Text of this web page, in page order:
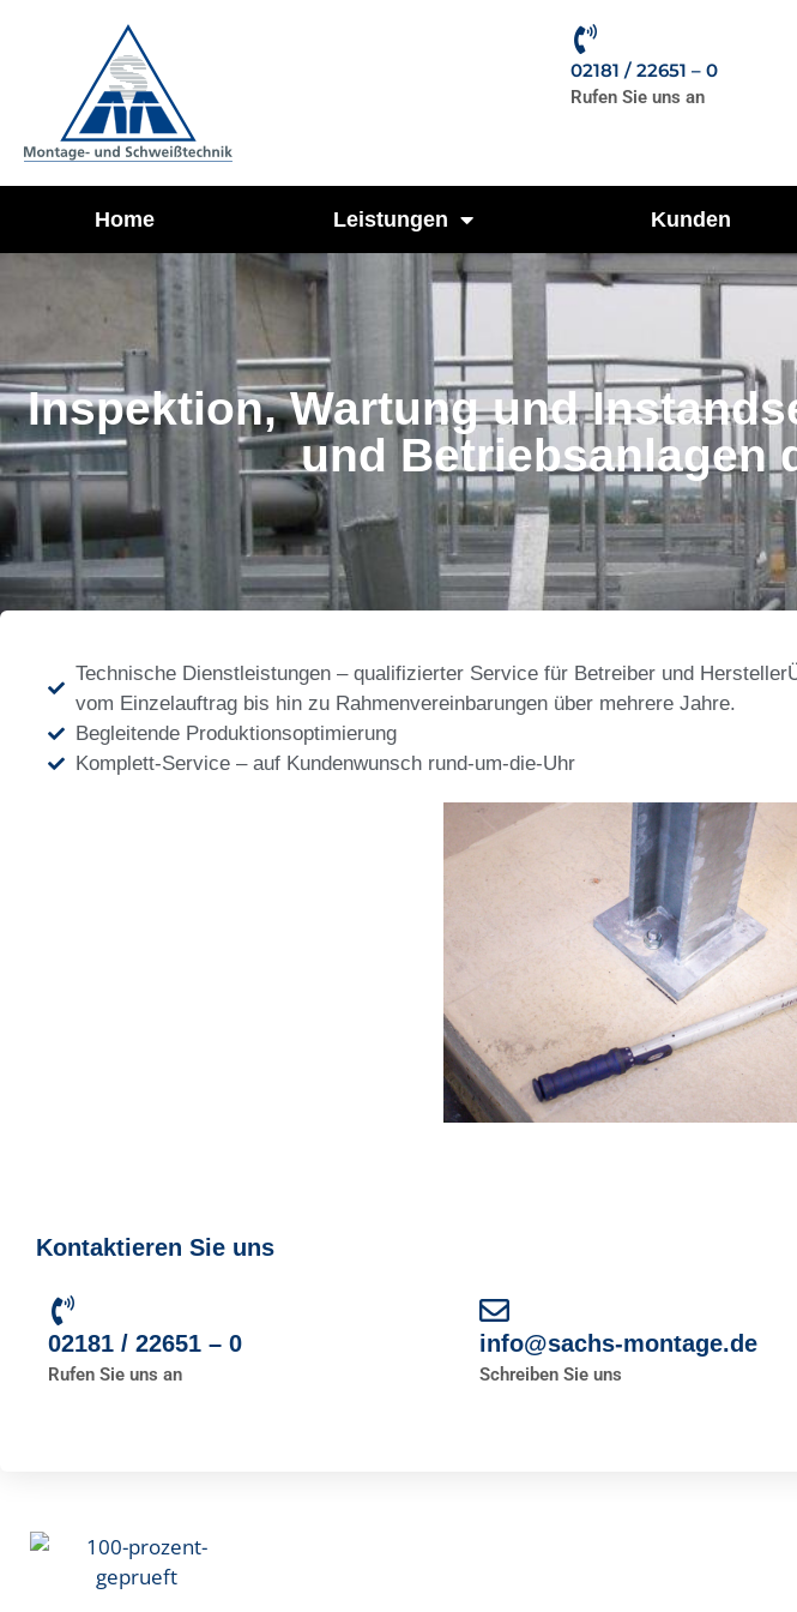
02181 / 22651 – 0
Rufen Sie uns an
Home Leistungen Kunden
Inspektion, Wartung und
und Betriebsanlagen
​Technische Dienstleistungen – qualifizierter Service für Betreiber und
vom Einzelauftrag bis hin zu Rahmenvereinbarungen über mehrere Jahre.
​Begleitende Produktionsoptimierung
Komplett-Service – auf Kundenwunsch rund-um-die-Uhr
Kontaktieren Sie uns
02181 / 22651 – 0
Rufen Sie uns an
info@sachs-montage.de
Schreiben Sie uns